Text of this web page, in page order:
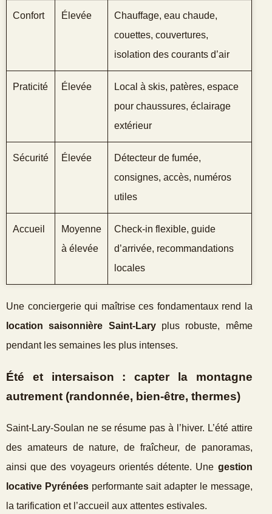
Confort Élevée
Chauffage, eau chaude,
couettes, couvertures,
isolation des courants d’air
Praticité Élevée
Local à skis, patères, espace
pour chaussures, éclairage
extérieur
Sécurité Élevée
Détecteur de fumée,
consignes, accès, numéros
utiles
Accueil
Moyenne
à élevée
Check‑in flexible, guide
d’arrivée, recommandations
locales
Une conciergerie qui maîtrise ces fondamentaux rend la
location saisonnière Saint‑Laryplus robuste, même
pendant les semaines les plus intenses.
Été et intersaison : capter la montagne
autrement (randonnée, bien‑être, thermes)
Saint‑Lary‑Soulan ne se résume pas à l’hiver. L’été attire
des amateurs de nature, de fraîcheur, de panoramas,
ainsi que des voyageurs orientés détente. Une gestion
locative Pyrénéesperformante sait adapter le message,
la tarification et l’accueil aux attentes estivales.